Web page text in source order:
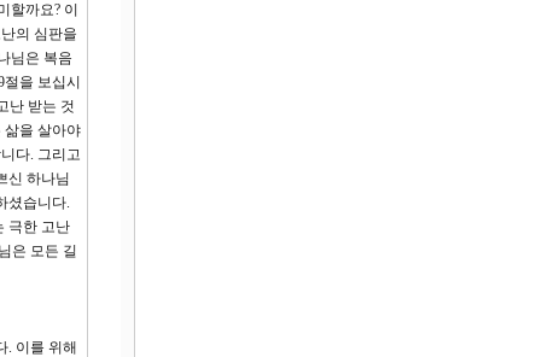
할까요? 이
의 심판을
님은 복음
을 보십시
난 받는 것
삶을 살아야
다. 그리고
신 하나님
셨습니다.
극한 고난
은 모든 길
. 이를 위해